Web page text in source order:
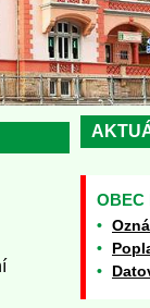
OBEC
•
•
•